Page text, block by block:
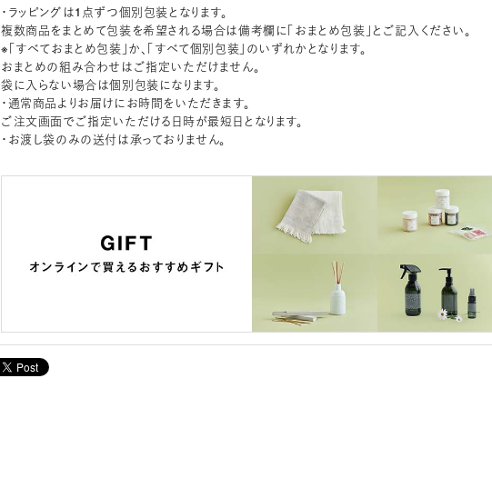
・ラッピングは1点ずつ個別包装となります。
複数商品をまとめて包装を希望される場合は備考欄に「おまとめ包装」とご記入ください。
※「すべておまとめ包装」か、「すべて個別包装」のいずれかとなります。
おまとめの組み合わせはご指定いただけません。
袋に入らない場合は個別包装になります。
・通常商品よりお届けにお時間をいただきます。
ご注文画面でご指定いただける日時が最短日となります。
・お渡し袋のみの送付は承っておりません。